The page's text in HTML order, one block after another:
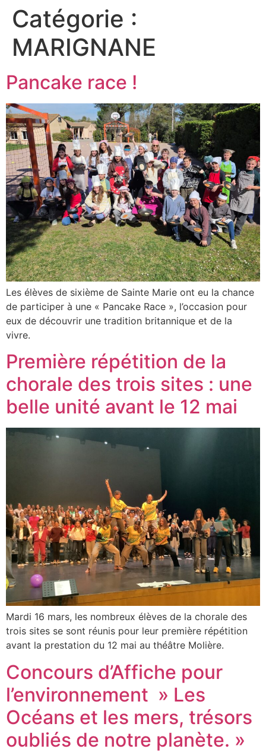
Catégorie :
MARIGNANE
Pancake race !
Les élèves de sixième de Sainte Marie ont eu la chance
de participer à une « Pancake Race », l’occasion pour
eux de découvrir une tradition britannique et de la
vivre.
Première répétition de la
chorale des trois sites : une
belle unité avant le 12 mai
Mardi 16 mars, les nombreux élèves de la chorale des
trois sites se sont réunis pour leur première répétition
avant la prestation du 12 mai au théâtre Molière.
Concours d’Affiche pour
l’environnement » Les
Océans et les mers, trésors
oubliés de notre planète. »